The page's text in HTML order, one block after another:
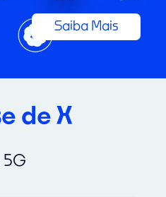
Saiba Mais
de X
5G